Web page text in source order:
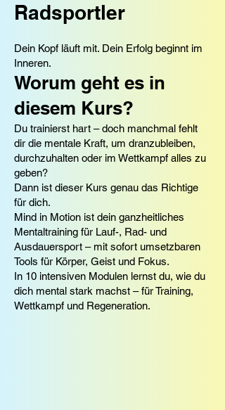
Radsportler
Dein Kopf läuft mit. Dein Erfolg beginnt im
Inneren.
Worum geht es in
diesem Kurs?
Du trainierst hart – doch manchmal fehlt
dir die mentale Kraft, um dranzubleiben,
durchzuhalten oder im Wettkampf alles zu
geben?
Dann ist dieser Kurs genau das Richtige
für dich.
Mind in Motion ist dein ganzheitliches
Mentaltraining für Lauf-, Rad- und
Ausdauersport – mit sofort umsetzbaren
Tools für Körper, Geist und Fokus.
In 10 intensiven Modulen lernst du, wie du
dich mental stark machst – für Training,
Wettkampf und Regeneration.